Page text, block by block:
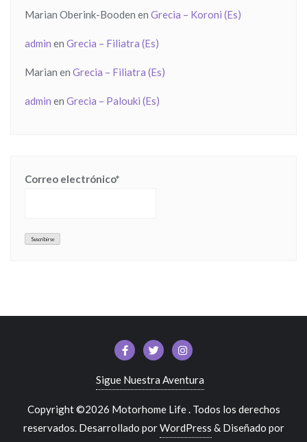
Marian Oberink-Booden en Grecia – Koroni (Es)
admin en Grecia – Filiatra (Es)
Marian en Grecia – Filiatra (Es)
admin en Grecia – Palouki (Es)
Correo electrónico*
Sigue Nuestra Aventura
Copyright ©2026 Motorhome Life . Todos los derechos
reservados. Desarrollado porWordPress & Diseñado por